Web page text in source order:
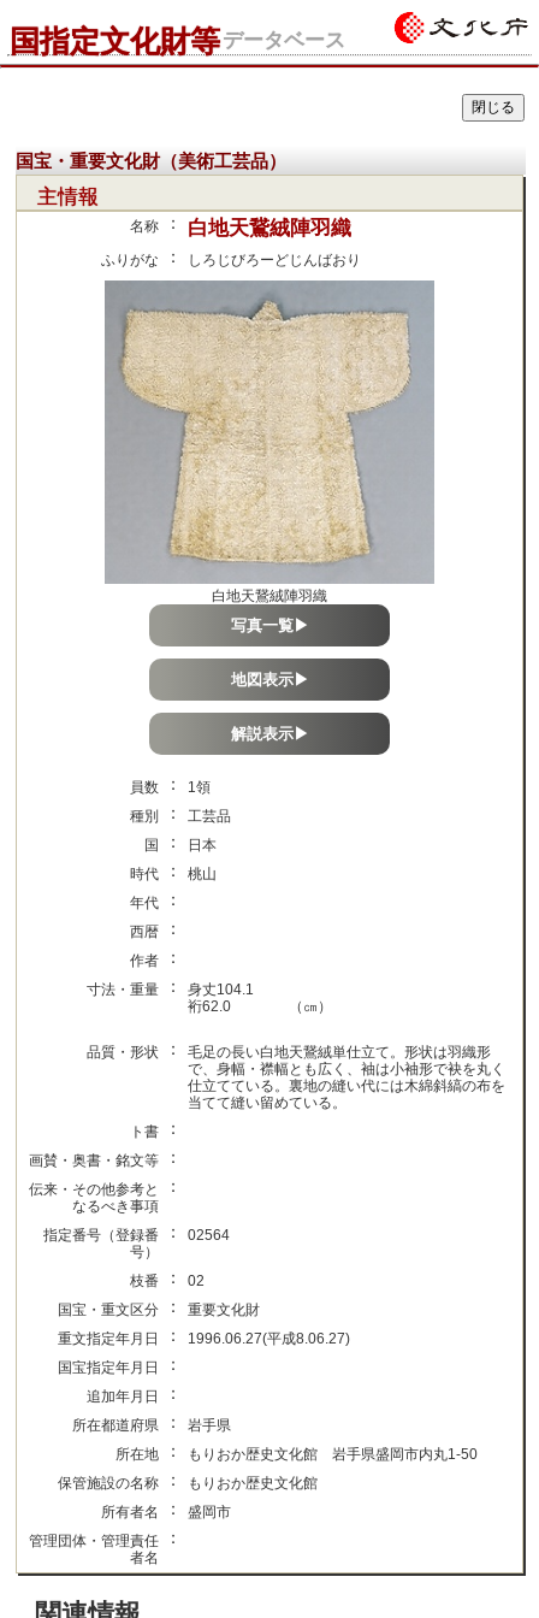
国指定文化財等データベース
国宝・重要文化財（美術工芸品）
主情報
名称 ： 白地天鵞絨陣羽織
ふりがな ： しろじびろーどじんばおり
白地天鵞絨陣羽織
写真一覧▶
地図表示▶
解説表示▶
員数 ：
1領
種別
：
工芸品
国
：
日本
時代
：
桃山
年代
：
西暦 ：
作者 ：
寸法・重量 ：
身丈104.1
裄62.0 （㎝）
品質・形状 ：
毛足の長い白地天鵞絨単仕立て。形状は羽織形
で、身幅・襟幅とも広く、袖は小袖形で袂を丸く
仕立てている。裏地の縫い代には木綿斜縞の布を
当てて縫い留めている。
ト書
：
画賛・奥書・銘文等 ：
伝来・その他参考と
なるべき事項
：
指定番号（登録番
号）
： 02564
枝番 ：
02
国宝・重文区分
：
重要文化財
重文指定年月日
：
1996.06.27(平成8.06.27)
国宝指定年月日
：
追加年月日 ：
所在都道府県 ：
岩手県
所在地
：
もりおか歴史文化館 岩手県盛岡市内丸1-50
保管施設の名称
：
もりおか歴史文化館
所有者名
：
盛岡市
管理団体・管理責任
者名
：